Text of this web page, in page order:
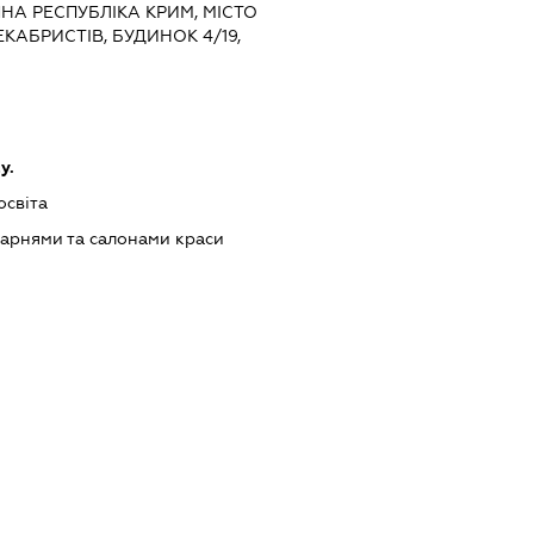
РЕСПУБЛІКА КРИМ, МІСТО
БУДИНОК 4/19,
та салонами краси